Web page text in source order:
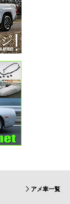
アメ車一覧